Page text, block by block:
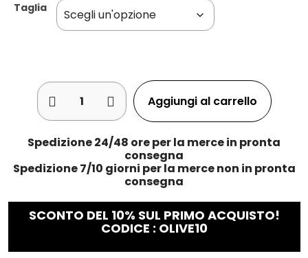
Taglia
Aggiungi al carrello
Spedizione 24/48 ore per la merce in pronta
consegna
Spedizione 7/10 giorni per la merce non in pronta
consegna
SCONTO DEL 10% SUL PRIMO ACQUISTO!
CODICE : OLIVE10